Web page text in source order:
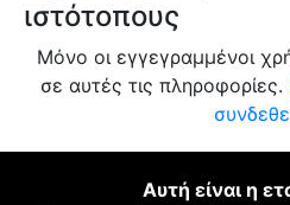
ιστότοπους
Μόνο οι εγγεγραμμένοι
σε αυτές τις πληροφορίες.
Αυτή είναι η